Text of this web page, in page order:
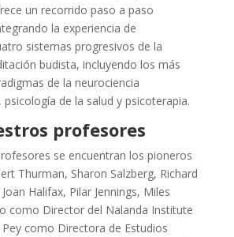
un recorrido paso a paso
la experiencia de
sistemas progresivos de la
budista, incluyendo los más
de la neurociencia
de la salud y psicoterapia.
profesores
se encuentran los pioneros
Thurman, Sharon Salzberg, Richard
Halifax, Pilar Jennings, Miles
como Director del Nalanda Institute
como Directora de Estudios